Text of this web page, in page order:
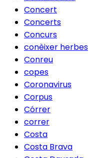
Concert
Concerts
Concurs
conèixer herbes
Conreu
copes
Coronavirus
Corpus
Córrer
correr
Costa
Costa Brava